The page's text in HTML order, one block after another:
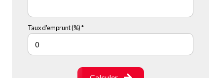
Taux d'emprunt (%) *